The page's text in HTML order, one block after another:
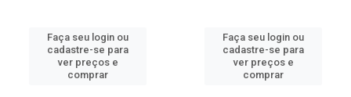
Faça seu login ou
cadastre-se para
ver preços e
comprar
Faça seu login ou
cadastre-se para
ver preços e
comprar